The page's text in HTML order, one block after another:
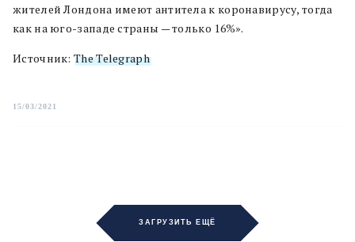
жителей Лондона имеют антитела к коронавирусу, тогда
как на юго-западе страны — только 16%».
Источник: The Telegraph
15/03/2021
ЗАГРУЗИТЬ ЕЩЁ